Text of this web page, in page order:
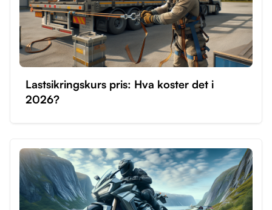
Lastsikringskurs pris: Hva koster det i
2026?